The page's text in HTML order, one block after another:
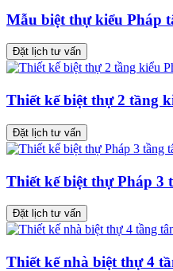
Mẫu biệt thự kiểu Pháp
Đặt lịch tư vấn
Thiết kế biệt thự 2 tầng
Đặt lịch tư vấn
Thiết kế biệt thự Pháp 3
Đặt lịch tư vấn
Thiết kế nhà biệt thự 4